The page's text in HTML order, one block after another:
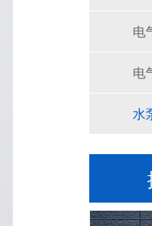
电
电
水